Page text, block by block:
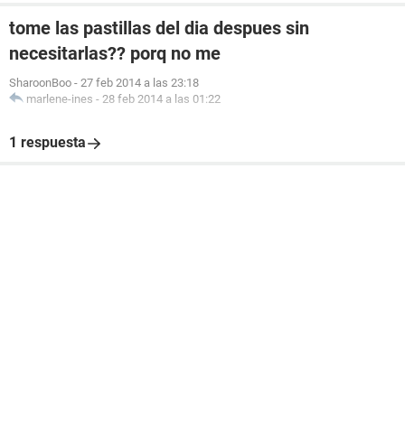
tome las pastillas del dia despues sin
necesitarlas?? porq no me
SharoonBoo - 27 feb 2014 a las 23:18
marlene-ines - 28 feb 2014 a las 01:22
1 respuesta